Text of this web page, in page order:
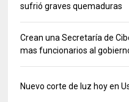
sufrió graves quemaduras
Crean una Secretaría de
mas funcionarios al
Nuevo corte de luz hoy en